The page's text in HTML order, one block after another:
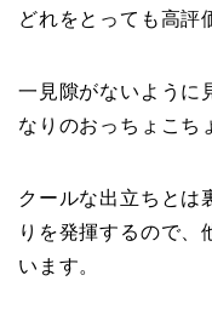
どれをとっても高評
一見隙がないように
なりのおっちょこち
クールな出立ちとは
りを発揮するので、
います。